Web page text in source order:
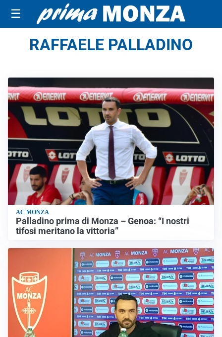
☰
RAFFAELE PALLADINO
AC MONZA
Palladino prima di Monza – Genoa: “I nostri
tifosi meritano la vittoria”